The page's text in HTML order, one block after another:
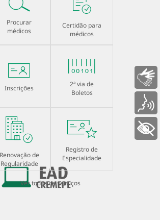
Procurar
médicos
Certidão para
médicos
Inscrições
2ª via de
Boletos
Renovação de
Regularidade
Registro de
Especialidade
Ver todos os serviços
+ Acessibilidade